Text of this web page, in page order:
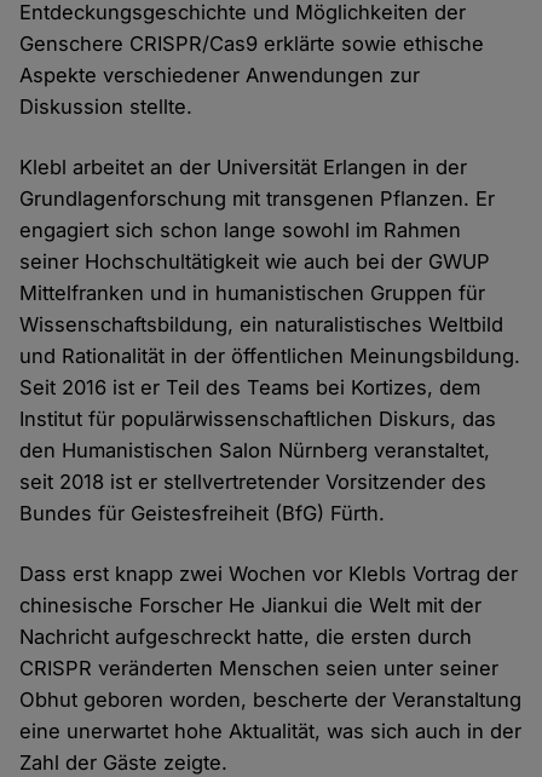
Entdeckungsgeschichte und Möglichkeiten der
Genschere CRISPR/Cas9 erklärte sowie ethische
Aspekte verschiedener Anwendungen zur
Diskussion stellte.
Klebl arbeitet an der Universität Erlangen in der
Grundlagenforschung mit transgenen Pflanzen. Er
engagiert sich schon lange sowohl im Rahmen
seiner Hochschultätigkeit wie auch bei der GWUP
Mittelfranken und in humanistischen Gruppen für
Wissenschaftsbildung, ein naturalistisches Weltbild
und Rationalität in der öffentlichen Meinungsbildung.
Seit 2016 ist er Teil des Teams bei Kortizes, dem
Institut für populärwissenschaftlichen Diskurs, das
den Humanistischen Salon Nürnberg veranstaltet,
seit 2018 ist er stellvertretender Vorsitzender des
Bundes für Geistesfreiheit (BfG) Fürth.
Dass erst knapp zwei Wochen vor Klebls Vortrag der
chinesische Forscher He Jiankui die Welt mit der
Nachricht aufgeschreckt hatte, die ersten durch
CRISPR veränderten Menschen seien unter seiner
Obhut geboren worden, bescherte der Veranstaltung
eine unerwartet hohe Aktualität, was sich auch in der
Zahl der Gäste zeigte.